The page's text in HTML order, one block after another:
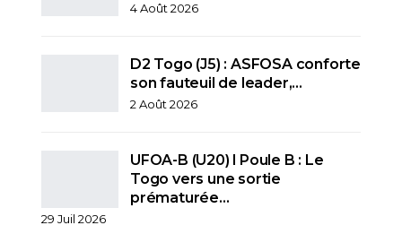
4 Août 2026
D2 Togo (J5) : ASFOSA conforte
son fauteuil de leader,…
2 Août 2026
UFOA-B (U20) l Poule B : Le
Togo vers une sortie
prématurée…
29 Juil 2026